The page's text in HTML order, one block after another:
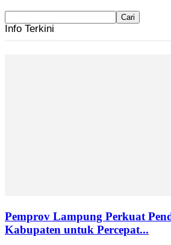
Info Terkini
Pemprov Lampung Perkuat
Kabupaten untuk Percepat...